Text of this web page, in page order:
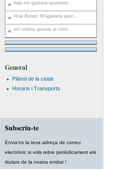
hola me gustaria apuntarm...
Hola Bones! M'agadaria apun...
em voldria apuntar al vostr...
General
Plànol de la ciutat
Horaris i Transports
Subscriu-te
Envia'ns la teva adreça de correu
electrònic si vols rebre periòdicament els
titulars de la nostra entitat !